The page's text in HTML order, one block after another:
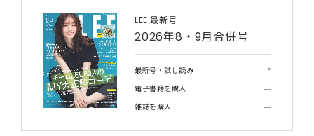
LEE 最新号
2026年8・9月合併号
最新号・試し読み
電子書籍を購入
雑誌を購入